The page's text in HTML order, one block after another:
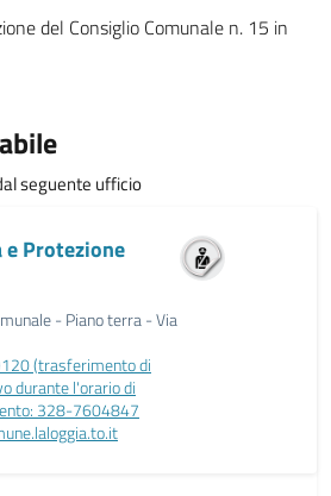
del Consiglio Comunale n. 15 in
seguente ufficio
Protezione
- Piano terra - Via
(trasferimento di
durante l'orario di
328-7604847